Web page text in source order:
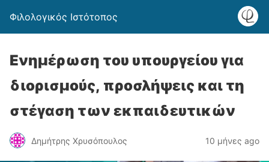
Φιλολογικός Ιστότοπος
Ενημέρωση του υπουργείου για
διορισμούς, προσλήψεις και τη
στέγαση των εκπαιδευτικών
Δημήτρης Χρυσόπουλος 10 μήνες ago